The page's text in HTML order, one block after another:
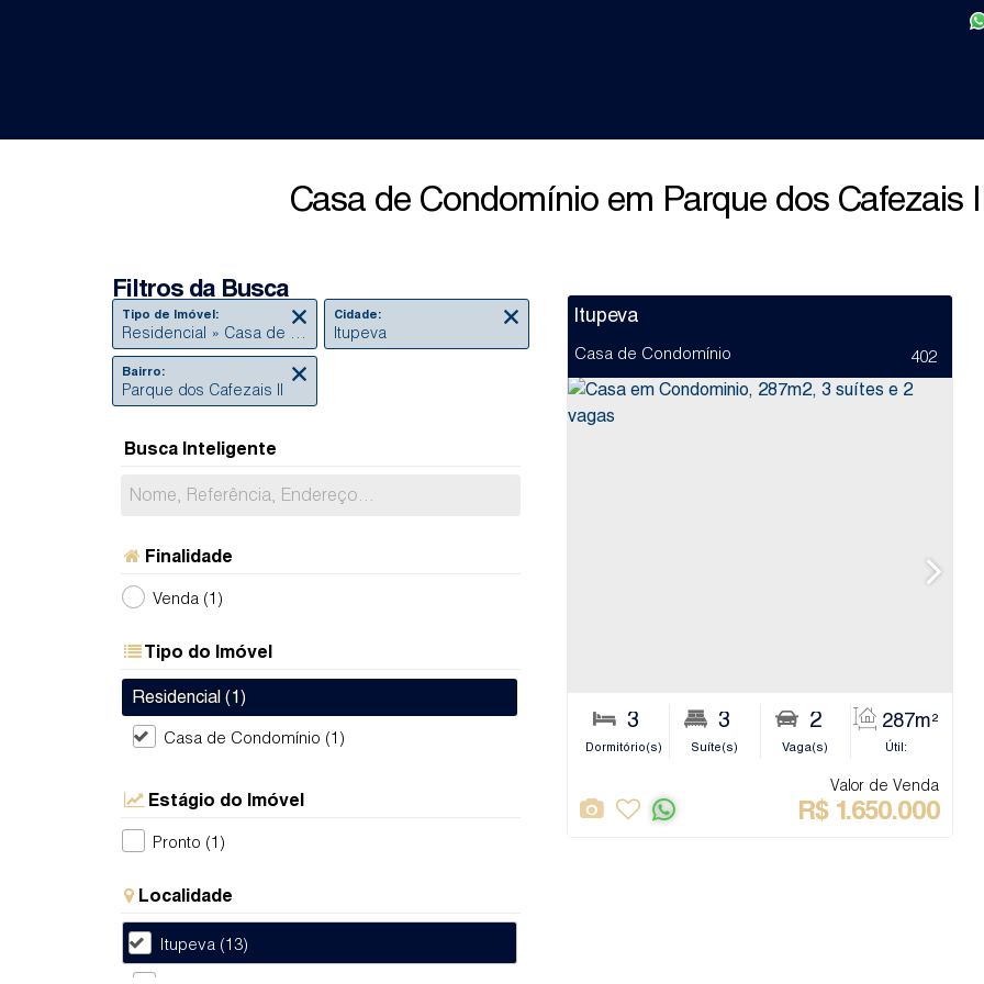
Casa de Condomínio em Parque dos Cafezais
Filtros da Busca
Tipo de Imóvel:
Residencial » Casa de Condomínio
Cidade:
Itupeva
Bairro:
Parque dos Cafezais II
Busca Inteligente
Finalidade
Venda (1)
Tipo do Imóvel
Residencial (1)
Casa de Condomínio (1)
Estágio do Imóvel
Pronto (1)
Localidade
Itupeva (13)
402
Casa de Condomínio
R$1.650.000
Valor de Venda
Itupeva
3
Dormitório(s)
3
Suíte(s)
2
Vaga(s) Útil:
287m²